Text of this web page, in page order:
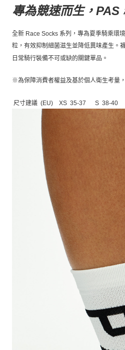
專為競速而生，PAS
全新 Race Socks 系列，專為夏季騎乘環
粒，有效抑制細菌滋生並降低異味產生。
日常騎行裝備不可或缺的關鍵單品。
※為保障消費者權益及基於個人衛生考量
尺寸建議 (EU) XS 35-37 S 38-